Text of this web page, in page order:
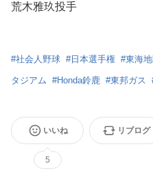
荒木雅玖投手
#社会人野球 #日本選手権 #東海
タジアム #Honda鈴鹿 #東邦ガス
いいね
5
リブログ